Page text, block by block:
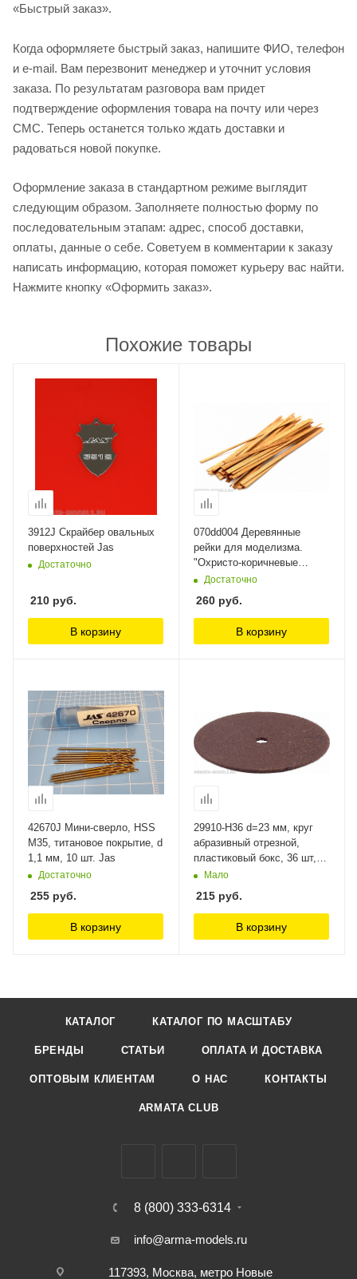
«Быстрый заказ».
Когда оформляете быстрый заказ, напишите ФИО, телефон
и e-mail. Вам перезвонит менеджер и уточнит условия
заказа. По результатам разговора вам придет
подтверждение оформления товара на почту или через
СМС. Теперь останется только ждать доставки и
радоваться новой покупке.
Оформление заказа в стандартном режиме выглядит
следующим образом. Заполняете полностью форму по
последовательным этапам: адрес, способ доставки,
оплаты, данные о себе. Советуем в комментарии к заказу
написать информацию, которая поможет курьеру вас найти.
Нажмите кнопку «Оформить заказ».
Похожие товары
3912J Скрайбер овальных
поверхностей Jas
Достаточно
210 руб.
В корзину
070dd004 Деревянные
рейки для моделизма.
"Охристо-коричневые
доски" 20шт. Morrison
Достаточно
260 руб.
В корзину
42670J Мини-сверло, HSS
M35, титановое покрытие, d
1,1 мм, 10 шт. Jas
Достаточно
255 руб.
В корзину
29910-H36 d=23 мм, круг
абразивный отрезной,
пластиковый бокс, 36 шт,
Stayer
Мало
215 руб.
В корзину
КАТАЛОГ КАТАЛОГ ПО МАСШТАБУ
БРЕНДЫ СТАТЬИ ОПЛАТА И ДОСТАВКА
ОПТОВЫМ КЛИЕНТАМ О НАС КОНТАКТЫ
ARMATA CLUB
8 (800) 333-6314
info@arma-models.ru
117393, Москва, метро Новые